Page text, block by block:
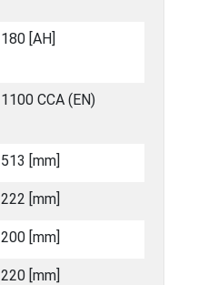
180 [ΑΗ]
1100 CCA (EN)
513 [mm]
222 [mm]
200 [mm]
220 [mm]